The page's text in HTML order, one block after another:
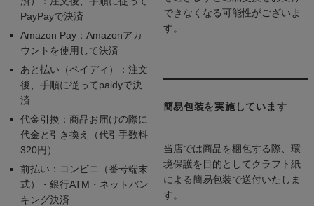
PayPayで決済
Amazon Pay：Amazonアカ
ウントを使用して決済
あと払い（ペイディ）：注文
後、手順に従ってpaidyで決
済
代金引換：商品お届けの際に
代金と引き換え（代引手数料
320円）
前払い：コンビニ（番号端末
式）・銀行ATM・ネットバン
キング決済
できなくなる可能性がございま
す。
簡易包装を実施しています
当店では商品を梱包する際、環
境保護を目的としてクラフト紙
による簡易包装で送付いたしま
す。